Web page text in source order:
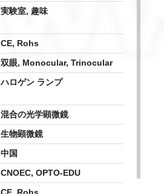
実験室, 趣味
CE, Rohs
双眼, Monocular, Trinocular
ハロゲン ランプ
混合の光学顕微鏡
生物顕微鏡
中国
CNOEC, OPTO-EDU